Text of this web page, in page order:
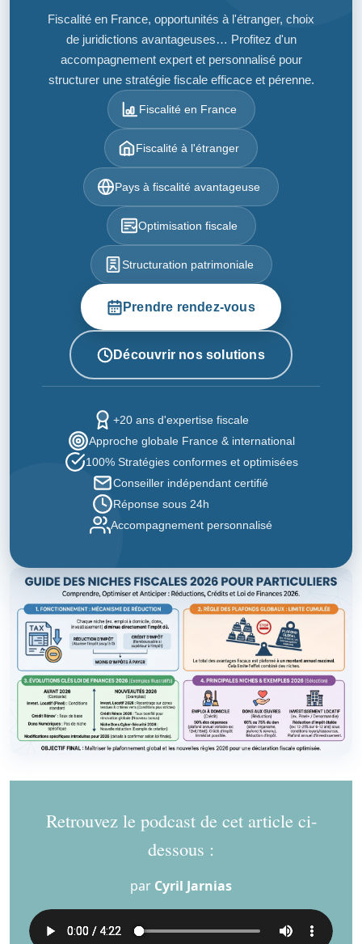
Fiscalité en France, opportunités à l'étranger, choix
de juridictions avantageuses… Profitez d'un
accompagnement expert et personnalisé pour
structurer une stratégie fiscale efficace et pérenne.
Fiscalité en France
Fiscalité à l'étranger
Pays à fiscalité avantageuse
Optimisation fiscale
Structuration patrimoniale
Prendre rendez-vous
Découvrir nos solutions
+20 ans d'expertise fiscale
Approche globale France & international
100% Stratégies conformes et optimisées
Conseiller indépendant certifié
Réponse sous 24h
Accompagnement personnalisé
Retrouvez le podcast de cet article ci-
dessous :
par Cyril Jarnias